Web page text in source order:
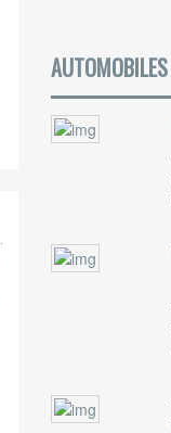
AUTOMOBILES